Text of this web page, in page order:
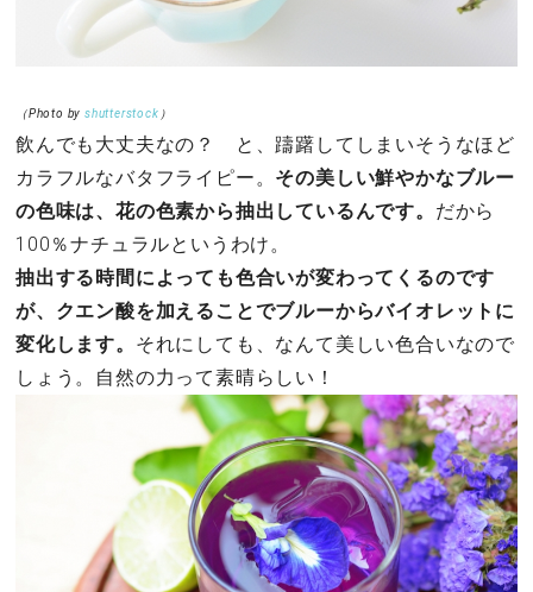
（Photo by shutterstock ）
飲んでも大丈夫なの？ と、躊躇してしまいそうなほど
カラフルなバタフライピー。 その美しい鮮やかなブルー
の色味は、花の色素から抽出しているんです。 だから
100％ナチュラルというわけ。
抽出する時間によっても色合いが変わってくるのです
が、クエン酸を加えることでブルーからバイオレットに
変化します。 それにしても、なんて美しい色合いなので
しょう。自然の力って素晴らしい！